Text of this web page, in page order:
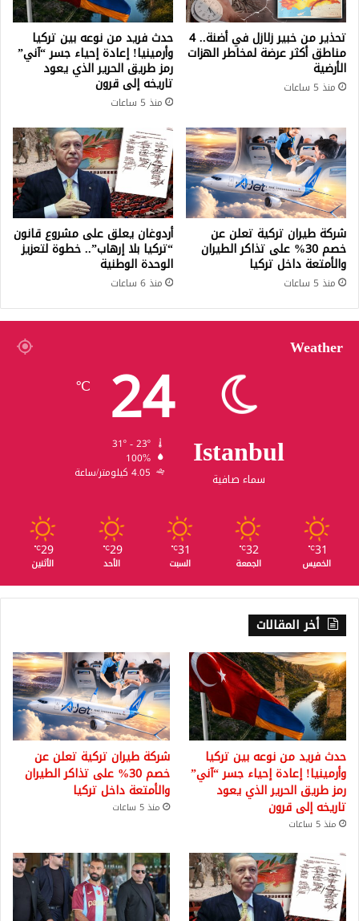
تحذير من خبير زلازل في أضنة.. 4
مناطق أكثر عرضة لمخاطر الهزات
الأرضية
منذ 5 ساعات
حدث فريد من نوعه بين تركيا
وأرمينيا! إعادة إحياء جسر “آني”
رمز طريق الحرير الذي يعود
تاريخه إلى قرون
منذ 5 ساعات
شركة طيران تركية تعلن عن
خصم 30% على تذاكر الطيران
والأمتعة داخل تركيا
منذ 5 ساعات
أردوغان يعلق على مشروع قانون
“تركيا بلا إرهاب”.. خطوة لتعزيز
الوحدة الوطنية
منذ 6 ساعات
Weather
Istanbul
سماء صافية
24
℃
100%
4.05 كيلومتر/ساعة
31
℃
الخميس
32
℃
الجمعة
31
℃
السبت
29
℃
الأحد
29
℃
الأثنين
أخر المقالات
حدث فريد من نوعه بين تركيا
وأرمينيا! إعادة إحياء جسر “آني”
رمز طريق الحرير الذي يعود
تاريخه إلى قرون
منذ 5 ساعات
شركة طيران تركية تعلن عن
خصم 30% على تذاكر الطيران
والأمتعة داخل تركيا
منذ 5 ساعات